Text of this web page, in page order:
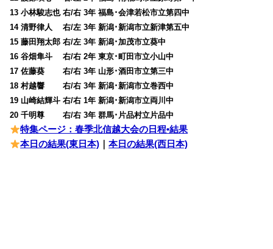
13 小林駿志也 右/右 3年 福島･会津若松市立第四中
14 清野律人 右/左 3年 新潟･新潟市立新津第五中
15 藤田翔太郎 右/左 3年 新潟･加茂市立葵中
16 谷畑隼斗 右/右 2年 東京･町田市立小山中
17 佐藤葵 右/右 3年 山形･酒田市立第三中
18 村越響 右/右 3年 新潟･新潟市立巻西中
19 山崎結輝斗 右/右 1年 新潟･新潟市立両川中
20 千明尊 右/右 3年 群馬･片品村立片品中
特集ページ：春季北信越大会の日程•結果
本日の結果(東日本) ｜本日の結果(西日本)